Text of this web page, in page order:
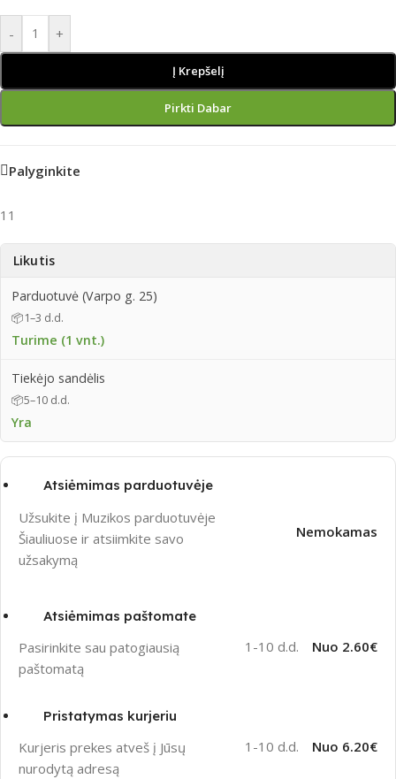
- +
Į Krepšelį
Pirkti Dabar
Palyginkite
11
Likutis
Parduotuvė (Varpo g. 25)
📦1–3 d.d.
Turime (1 vnt.)
Tiekėjo sandėlis
📦5–10 d.d.
Yra
Atsiėmimas parduotuvėje
Užsukite į Muzikos parduotuvėje
Šiauliuose ir atsiimkite savo
užsakymą
Nemokamas
Atsiėmimas paštomate
Pasirinkite sau patogiausią
paštomatą
1-10 d.d. Nuo 2.60€
Pristatymas kurjeriu
Kurjeris prekes atveš į Jūsų
nurodytą adresą
1-10 d.d. Nuo 6.20€